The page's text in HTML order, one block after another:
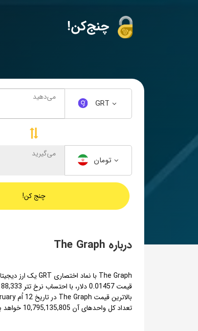
می‌دهید
GRT
می‌گیرید
تومان
چنج کن!
درباره The Graph
تعداد کل واحدهای آن 10,795,135,805 خواهد بود.